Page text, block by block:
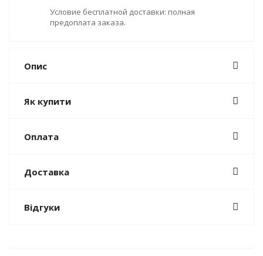
Условие бесплатной доставки: полная
предоплата заказа.
Опис
Як купити
Оплата
Доставка
Відгуки